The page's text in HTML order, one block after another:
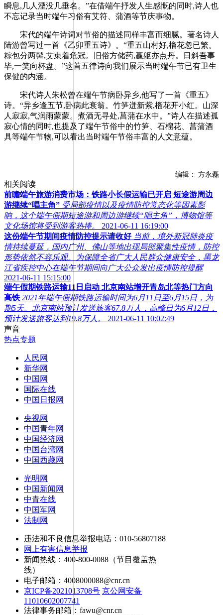
瞬息,几人湮没几垂名。”在借端午抒发人生感慨的同时,诗人也
不忘记录当时端午习俗有艾符、蒲酒等节庆事物。
宋代的端午诗词对节俗的描述同样丰富而细腻。著名诗人
陆游曾写过一首《乙卯重五诗》。“重五山村好,榴花忽已繁。
粽包分两髻,艾束着危冠。旧俗方储药,赢躯亦点丹。日斜吾事
毕,一笑向杯盘。”这首五律诗向我们展示当时端午节已有卫生
保健的内涵。
宋代诗人朱松曾在端午节病卧异乡,他写了一首《重五》
诗。“异乡逢五节,卧病此衰翁。竹笋迸新紫,榴花开小红。山深
人寂寂,气润雨蒙蒙。煮酒无寻处,菖蒲在水中。”诗人在描述孤
寂心情的同时,也提及了端午节俗中的竹笋、石榴花、菖蒲酒
具等端午节物,可以看出当时端午节俗丰富的人文意蕴。
编辑： 方永磊
相关阅读
前瞻端午旅游消费市场：铁路小长假运输已开启 短途游周边
游继续“唱主角” 受局部疫情以及疫情防控常态化等因素影
响，这个端午假期短途游和周边游继续“唱主角”，博物馆等
文化场馆将受到游客热捧。
2021-06-11 16:19:00
这份端午节期间疫情防控提示请收好 当前，境外新冠肺炎疫
情持续蔓延，国内广州、佛山等地出现局部聚集性疫情，防控
形势依然不容乐观。为保障全省广大人民群众健康安全，黑龙
江省疾控中心在端午节期间向广大公众发出疫情防控提醒
2021-06-11 15:15:00
端午假期铁路运输11日启动 北京南站增开青岛北等热门方向
高铁2021年端午假期铁路运输时间为6月11日至6月15日，为
期5天。北京南站预计发送旅客67.8万人，高峰日为6月12日，
预计发送旅客达到19.8万人。
2021-06-11 10:02:49
声音
热点专题
人民网
新华网
中国网
国际在线
中国日报网
央视网
中国青年网
中国经济网
中国台湾网
中国西藏网
光明网
中国新闻网
中青在线
中国军网
法制网
违法和不良信息举报电话：010-56807188
网上有害信息举报
新闻热线：400-800-0088（节目覆盖热
线）
电子邮箱：4008000088@cnr.cn
京ICP备2021013708号 京公网安备
11010602007741
法律事务邮箱：fawu@cnr.cn